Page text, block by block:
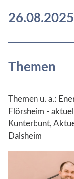
Freizeit &
Highlights
Weinbau
Historie
Impressum
Seite
26.08.2025
Themen
Themen u. a.:
Flörsheim -
Kunterbunt,
Dalsheim